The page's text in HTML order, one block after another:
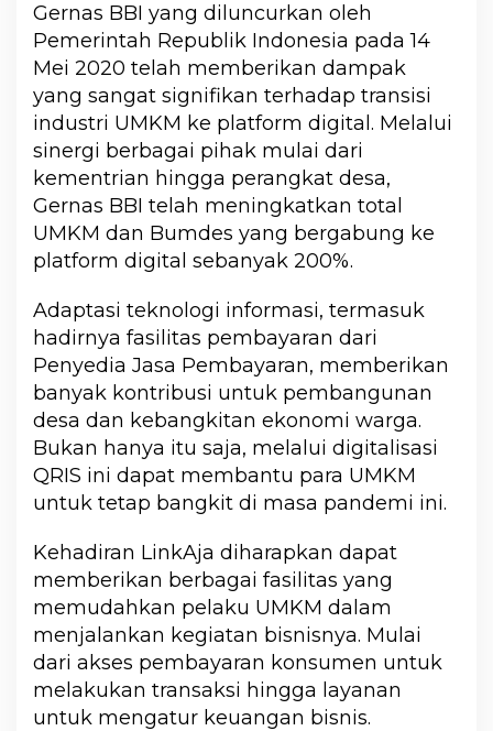
Gernas BBI yang diluncurkan oleh
Pemerintah Republik Indonesia pada 14
Mei 2020 telah memberikan dampak
yang sangat signifikan terhadap transisi
industri UMKM ke platform digital. Melalui
sinergi berbagai pihak mulai dari
kementrian hingga perangkat desa,
Gernas BBI telah meningkatkan total
UMKM dan Bumdes yang bergabung ke
platform digital sebanyak 200%.
Adaptasi teknologi informasi, termasuk
hadirnya fasilitas pembayaran dari
Penyedia Jasa Pembayaran, memberikan
banyak kontribusi untuk pembangunan
desa dan kebangkitan ekonomi warga.
Bukan hanya itu saja, melalui digitalisasi
QRIS ini dapat membantu para UMKM
untuk tetap bangkit di masa pandemi ini.
Kehadiran LinkAja diharapkan dapat
memberikan berbagai fasilitas yang
memudahkan pelaku UMKM dalam
menjalankan kegiatan bisnisnya. Mulai
dari akses pembayaran konsumen untuk
melakukan transaksi hingga layanan
untuk mengatur keuangan bisnis.